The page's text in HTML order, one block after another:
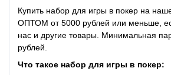
Купить набор для игры в покер на
ОПТОМ от 5000 рублей или меньше,
нас и другие товары. Минимальная
рублей.
Что такое набор для игры в покер: